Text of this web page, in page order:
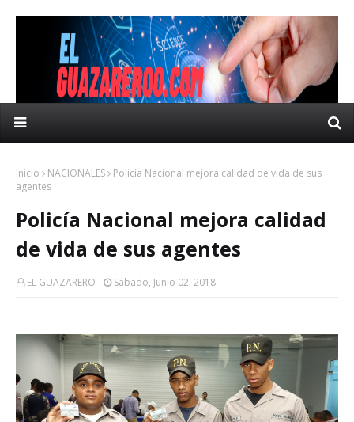
Inicio NACIONALES
Policía Nacional mejora calidad de vida de sus
agentes
Policía Nacional mejora calidad
de vida de sus agentes
EL GUAZARERO Sábado, Junio 02, 2018